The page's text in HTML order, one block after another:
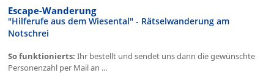
Escape-Wanderung
"Hilferufe aus dem Wiesental" - Rätselwanderung am
Notschrei
So funktionierts: Ihr bestellt und sendet uns dann die gewünschte
Personenzahl per Mail an ...